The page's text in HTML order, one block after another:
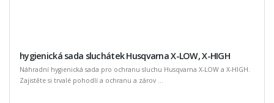
hygienická sada sluchátek Husqvarna X-LOW, X-HIGH
Náhradní hygienická sada pro ochranu sluchu Husqvarna X-LOW a X-HIGH.
Zajistěte si trvalé pohodlí a ochranu a zárov ...